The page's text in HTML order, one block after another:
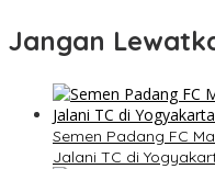
Jangan
Semen Padang FC
Jalani TC di